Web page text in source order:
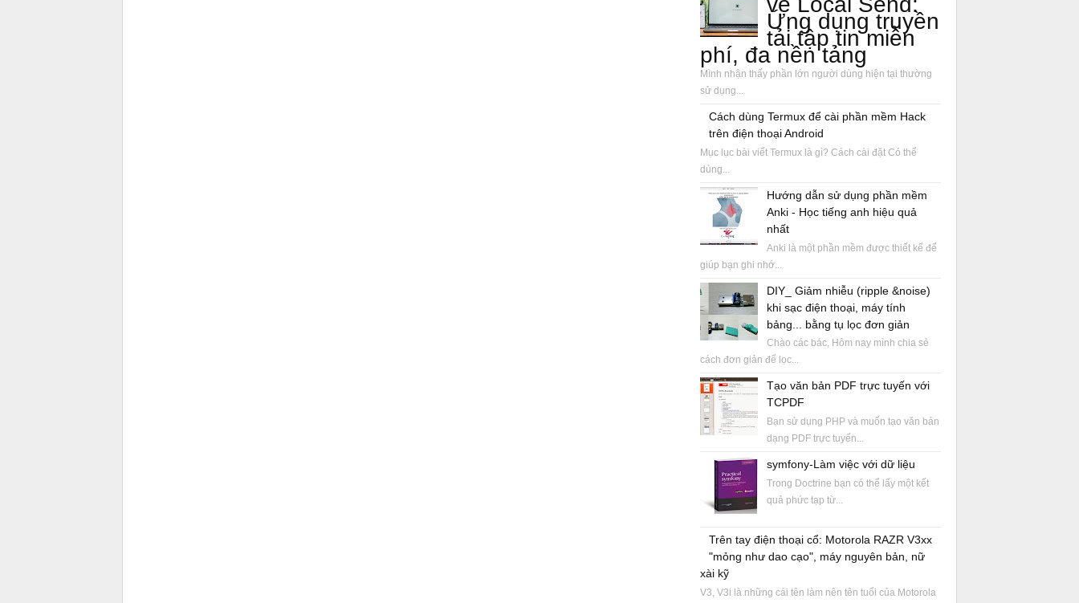
Ứng dụng truyền
tải tập tin miễn
phí, đa nền tảng
Mình nhận thấy phần lớn người dùng hiện tại thường
sử dụng...
Cách dùng Termux để cài phần mềm Hack
trên điện thoại Android
Mục lục bài viết Termux là gì? Cách cài đặt Có thể
dùng...
Hướng dẫn sử dụng phần mềm
Anki - Học tiếng anh hiệu quả
nhất
Anki là một phần mềm được thiết kế để
giúp bạn ghi nhớ...
DIY_ Giảm nhiễu (ripple &noise)
khi sạc điện thoại, máy tính
bảng... bằng tụ lọc đơn giản
Chào các bác, Hôm nay mình chia sẻ
cách đơn giản để lọc...
Tạo văn bản PDF trực tuyến với
TCPDF
Bạn sử dụng PHP và muốn tạo văn bản
dạng PDF trực tuyến...
symfony-Làm việc với dữ liệu
Trong Doctrine bạn có thể lấy một kết
quả phức tạp từ...
Trên tay điện thoại cổ: Motorola RAZR V3xx
"mỏng như dao cạo", máy nguyên bản, nữ
xài kỹ
V3, V3i là những cái tên làm nên tên tuổi của Motorola